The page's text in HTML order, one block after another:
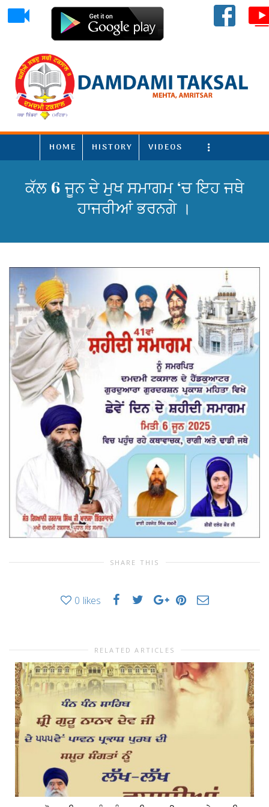
HOME HISTORY VIDEOS More
ਕੱਲ 6 ਜੂਨ ਦੇ ਮੁਖ ਸਮਾਗਮ ‘ਚ ਇਹ ਜਥੇ
ਹਾਜਰੀਆਂ ਭਰਨਗੇ ।
SHARE THIS
0 likes
RELATED ARTICLES